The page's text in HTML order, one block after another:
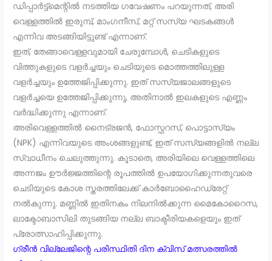
ഡിപ്പാർട്ട്‌മെന്റിൽ നടത്തിയ ഗവേഷണം പറയുന്നത്, അരി
വെള്ളത്തിൽ ഇരുമ്പ്, മാംഗനീസ്, മറ്റ് സസ്യ ഘടകങ്ങൾ
എന്നിവ അടങ്ങിയിട്ടുണ്ട് എന്നാണ്.
ഇത്, തേങ്ങാവെള്ളവുമായി ചേരുമ്പോൾ, ചെടികളുടെ
വിത്തുകളുടെ വളർച്ചയും ചെടിയുടെ മൊത്തത്തിലുള്ള
വളർച്ചയും ഉത്തേജിപ്പിക്കുന്നു. ഇത് സസ്യജാലങ്ങളുടെ
വളർച്ചയെ ഉത്തേജിപ്പിക്കുന്നു, അതിനാൽ ഇലകളുടെ എണ്ണം
വർദ്ധിക്കുന്നു എന്നാണ്.
അരിവെള്ളത്തിൽ നൈട്രജൻ, ഫോസ്ഫറസ്, പൊട്ടാസ്യം
(NPK) എന്നിവയുടെ അംശങ്ങളുണ്ട്, ഇത് സസ്യങ്ങളിൽ നല്ല
സ്വാധീനം ചെലുത്തുന്നു. കൂടാതെ, അരിയിലെ വെള്ളത്തിലെ
അന്നജം ഊർജ്ജത്തിന്റെ രൂപത്തിൽ ഉപയോഗിക്കുന്നതുവരെ
ചെടിയുടെ കോശ സ്തരത്തിലേക്ക് കാർബോഹൈഡ്രേറ്റ്
നൽകുന്നു. മണ്ണിൽ ഇതിനകം നിലനിൽക്കുന്ന മൈകോറൈസ,
ലാക്ടോബാസിലി തുടങ്ങിയ നല്ല ബാക്ടീരിയകളെയും ഇത്
പ്രോത്സാഹിപ്പിക്കുന്നു.
ഗ്രീൻ വില്ലേജിന്റെ പരിസ്ഥിതി ദിന ക്വിസ് മത്സരത്തിൽ